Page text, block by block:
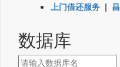
上门借还服务 |
数据库